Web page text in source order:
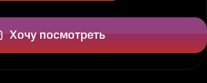
Хочу посмотреть